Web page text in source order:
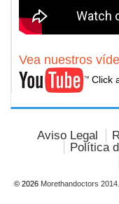
Vea nuestros
Click
Aviso Legal
Política
© 2026 Morethandoctors